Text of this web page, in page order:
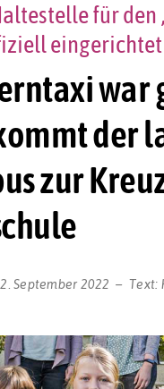
war
der
zur
für den
eingerichtet
September 2022 Text: